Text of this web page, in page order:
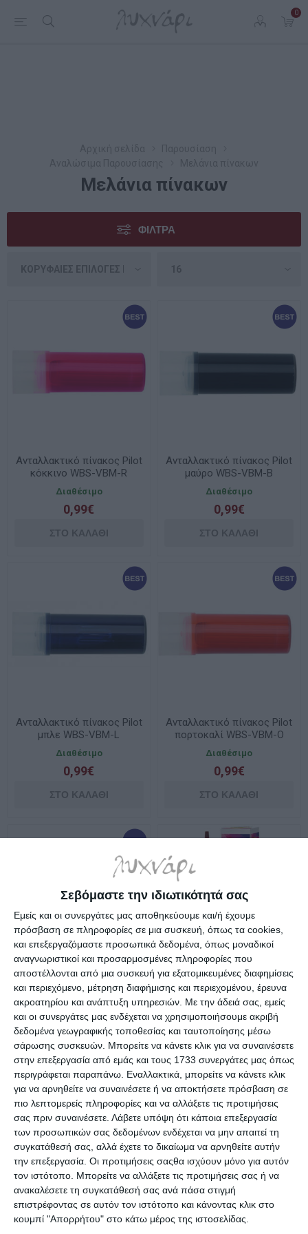
Σεβόμαστε την ιδιωτικότητά σας
Εμείς και οι συνεργάτες μας αποθηκεύουμε και/ή έχουμε
πρόσβαση σε πληροφορίες σε μια συσκευή, όπως τα cookies,
και επεξεργαζόμαστε προσωπικά δεδομένα, όπως μοναδικοί
αναγνωριστικοί και προσαρμοσμένες πληροφορίες που
αποστέλλονται από μια συσκευή για εξατομικευμένες διαφημίσεις
και περιεχόμενο, μέτρηση διαφήμισης και περιεχομένου, έρευνα
ακροατηρίου και ανάπτυξη υπηρεσιών. Με την άδειά σας, εμείς
και οι συνεργάτες μας ενδέχεται να χρησιμοποιήσουμε ακριβή
δεδομένα γεωγραφικής τοποθεσίας και ταυτοποίησης μέσω
σάρωσης συσκευών. Μπορείτε να κάνετε κλικ για να συναινέσετε
στην επεξεργασία από εμάς και τους 1733 συνεργάτες μας όπως
περιγράφεται παραπάνω. Εναλλακτικά, μπορείτε να κάνετε κλικ
για να αρνηθείτε να συναινέσετε ή να αποκτήσετε πρόσβαση σε
πιο λεπτομερείς πληροφορίες και να αλλάξετε τις προτιμήσεις
σας πριν συναινέσετε. Λάβετε υπόψη ότι κάποια επεξεργασία
των προσωπικών σας δεδομένων ενδέχεται να μην απαιτεί τη
συγκατάθεσή σας, αλλά έχετε το δικαίωμα να αρνηθείτε αυτήν
την επεξεργασία. Οι προτιμήσεις σαςθα ισχύουν μόνο για αυτόν
τον ιστότοπο. Μπορείτε να αλλάξετε τις προτιμήσεις σας ή να
ανακαλέσετε τη συγκατάθεσή σας ανά πάσα στιγμή
επιστρέφοντας σε αυτόν τον ιστότοπο και κάνοντας κλικ στο
κουμπί "Απορρήτου" στο κάτω μέρος της ιστοσελίδας.
0
Μελάνια πίνακων
ΦΊΛΤΡΑ
Ανταλλακτικό πίνακος Pilot
κόκκινο WBS-VBM-R
Διαθέσιμο
0,99€
Ανταλλακτικό πίνακος Pilot
μαύρο WBS-VBM-B
Διαθέσιμο
0,99€
Ανταλλακτικό πίνακος Pilot
μπλε WBS-VBM-L
Διαθέσιμο
0,99€
Ανταλλακτικό πίνακος Pilot
πορτοκαλί WBS-VBM-O
Διαθέσιμο
0,99€
Ανταλλακτικό πίνακος Pilot
πράσινο WBS-VBM-G
Διαθέσιμο
0,99€
Μελάνι μαρκαδόρου πίνακα
+Efo 300ml. κόκκινο
384403
Διαθέσιμο
9,89€